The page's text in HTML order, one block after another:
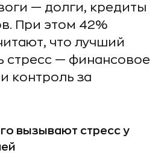
— долги, кредиты
При этом 42%
что лучший
стресс — финансовое
контроль за
вызывают стресс у